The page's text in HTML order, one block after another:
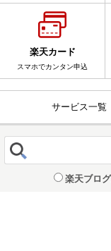
楽天カード
スマホでカンタン申込
サービス一覧
楽天ブロ